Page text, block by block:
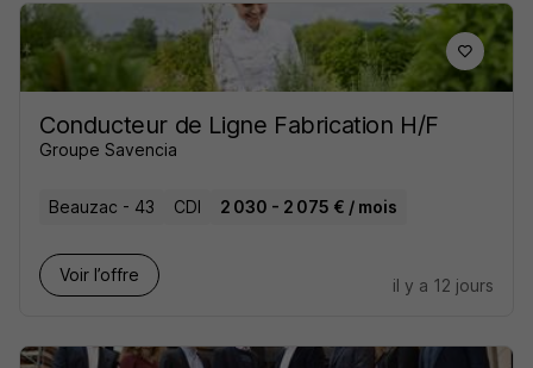
Conducteur de Ligne Fabrication H/F
Groupe Savencia
Beauzac - 43 CDI 2 030 - 2 075 € / mois
Voir l’offre
il y a 12 jours